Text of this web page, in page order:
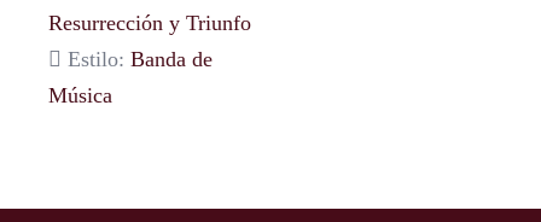
Resurrección y Triunfo
Estilo: Banda de
Música